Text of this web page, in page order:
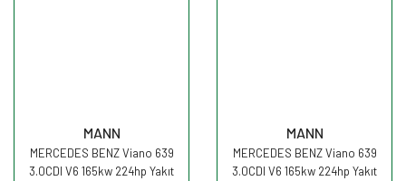
MANN
MERCEDES BENZ Viano 639
3.0CDI V6 165kw 224hp Yakıt
MANN
MERCEDES BENZ Viano 639
3.0CDI V6 165kw 224hp Yakıt